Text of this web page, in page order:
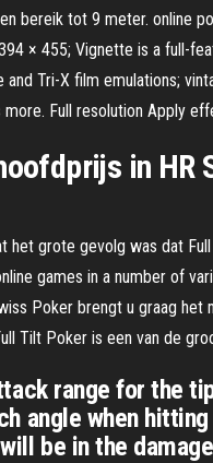
bereik tot 9 meter.
× 455; Vignette is a full-
and Tri-X film emulations;
Full resolution Apply
in
grote gevolg was dat
games in a number of
Poker brengt u graag
Tilt Poker is een van de
range for the
angle when
be in the